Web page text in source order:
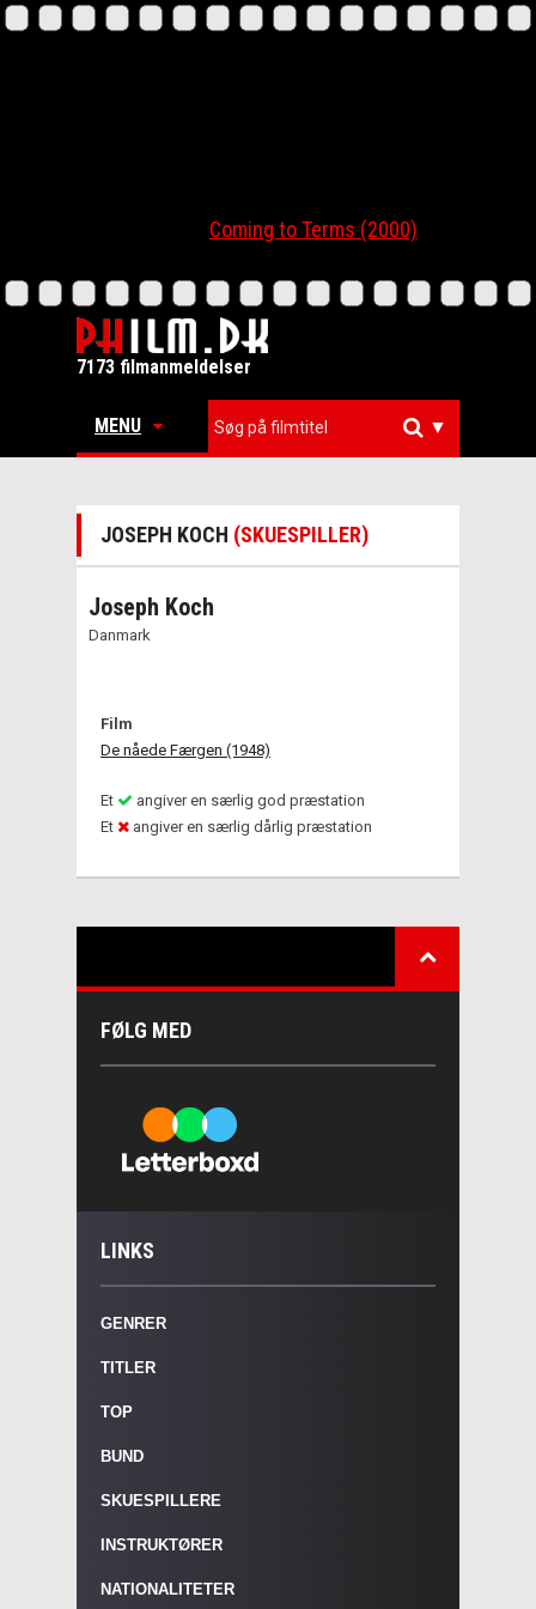
Coming to Terms (2000)
7173 filmanmeldelser
MENU ▼
JOSEPH KOCH (SKUESPILLER)
Joseph Koch
Danmark
Film
De nåede Færgen (1948)
Et
angiver en særlig god præstation
Et
angiver en særlig dårlig præstation
FØLG MED
LINKS
GENRER
TITLER
TOP
BUND
SKUESPILLERE
INSTRUKTØRER
NATIONALITETER